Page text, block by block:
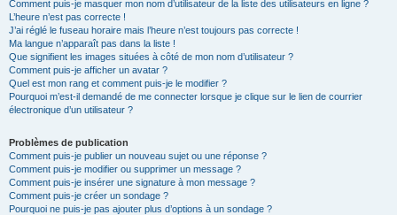
Comment puis-je masquer mon nom d’utilisateur de la liste des utilisateurs en ligne ?
L’heure n’est pas correcte !
J’ai réglé le fuseau horaire mais l’heure n’est toujours pas correcte !
Ma langue n’apparaît pas dans la liste !
Que signifient les images situées à côté de mon nom d’utilisateur ?
Comment puis-je afficher un avatar ?
Quel est mon rang et comment puis-je le modifier ?
Pourquoi m’est-il demandé de me connecter lorsque je clique sur le lien de courrier
électronique d’un utilisateur ?
Problèmes de publication
Comment puis-je publier un nouveau sujet ou une réponse ?
Comment puis-je modifier ou supprimer un message ?
Comment puis-je insérer une signature à mon message ?
Comment puis-je créer un sondage ?
Pourquoi ne puis-je pas ajouter plus d’options à un sondage ?